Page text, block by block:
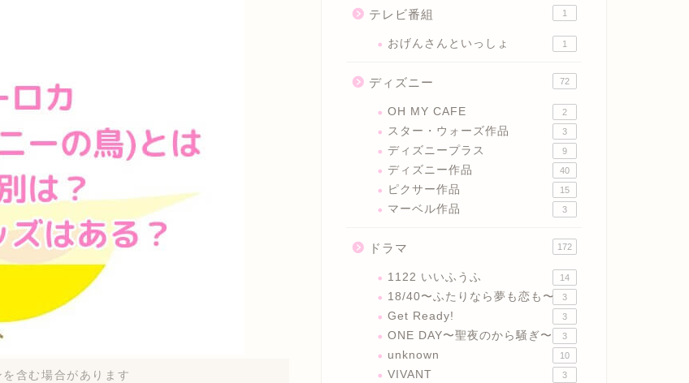
含む場合があります
テレビ番組 1
おげんさんといっしょ 1
ディズニー 72
OH MY CAFE 2
スター・ウォーズ作品 3
ディズニープラス 9
ディズニー作品 40
ピクサー作品 15
マーベル作品 3
ドラマ 172
1122 いいふうふ 14
18/40〜ふたりなら夢も恋も〜 3
Get Ready! 3
ONE DAY〜聖夜のから騒ぎ〜 3
unknown 10
VIVANT 3